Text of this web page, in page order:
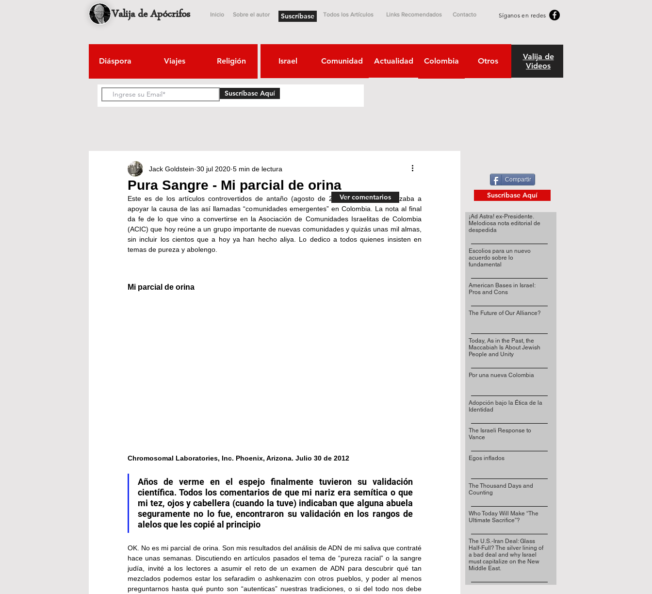
Valija de Apócrifos Inicio Sobre el autor Suscríbase Todos los Artículos Links Recomendados Contacto Síganos en redes
Diáspora Viajes Religión Israel Comunidad Actualidad Colombia Otros
Valija de
Videos
Suscríbase Aquí
Pura Sangre - Mi parcial de orina
Jack Goldstein 30 jul 2020 5 min de lectura
Este es de los artículos controvertidos de antaño (agosto de 2012), cuando comenzaba a
apoyar la causa de las así llamadas “comunidades emergentes” en Colombia. La nota al final
da fe de lo que vino a convertirse en la Asociación de Comunidades Israelitas de Colombia
(ACIC) que hoy reúne a un grupo importante de nuevas comunidades y quizás unas mil almas,
sin incluir los cientos que a hoy ya han hecho aliya. Lo dedico a todos quienes insisten en
temas de pureza y abolengo.
Mi parcial de orina
Chromosomal Laboratories, Inc. Phoenix, Arizona. Julio 30 de 2012
Años de verme en el espejo finalmente tuvieron su validación
científica. Todos los comentarios de que mi nariz era semítica o que
mi tez, ojos y cabellera (cuando la tuve) indicaban que alguna abuela
seguramente no lo fue, encontraron su validación en los rangos de
alelos que les copié al principio
OK. No es mi parcial de orina. Son mis resultados del análisis de ADN de mi saliva que contraté
hace unas semanas. Discutiendo en artículos pasados el tema de “pureza racial” o la sangre
judía, invité a los lectores a asumir el reto de un examen de ADN para descubrir qué tan
mezclados podemos estar los sefaradim o ashkenazim con otros pueblos, y poder al menos
preguntarnos hasta qué punto son “autenticas” nuestras tradiciones, o si del todo nos debe
Ver comentarios
Compartir
Suscribase Aquí
¡Ad Astra! ex-Presidente.
Melodiosa nota editorial de
despedida
Escolios para un nuevo
acuerdo sobre lo
fundamental
American Bases in Israel:
Pros and Cons
The Future of Our Alliance?
Today, As in the Past, the
Maccabiah Is About Jewish
People and Unity
Por una nueva Colombia
Adopción bajo la Ética de la
Identidad
The Israeli Response to
Vance
Egos inflados
The Thousand Days and
Counting
Who Today Will Make “The
Ultimate Sacrifice”?
The U.S.-Iran Deal: Glass
Half-Full? The silver lining of
a bad deal and why Israel
must capitalize on the New
Middle East.